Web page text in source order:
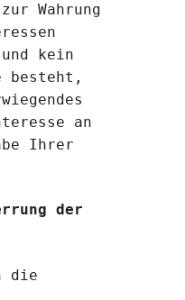
Wahrung
kein
besteht,
an
Ihrer
der
die